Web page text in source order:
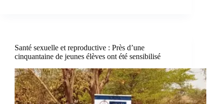
Santé sexuelle et reproductive : Près d’une
cinquantaine de jeunes élèves ont été sensibilisé